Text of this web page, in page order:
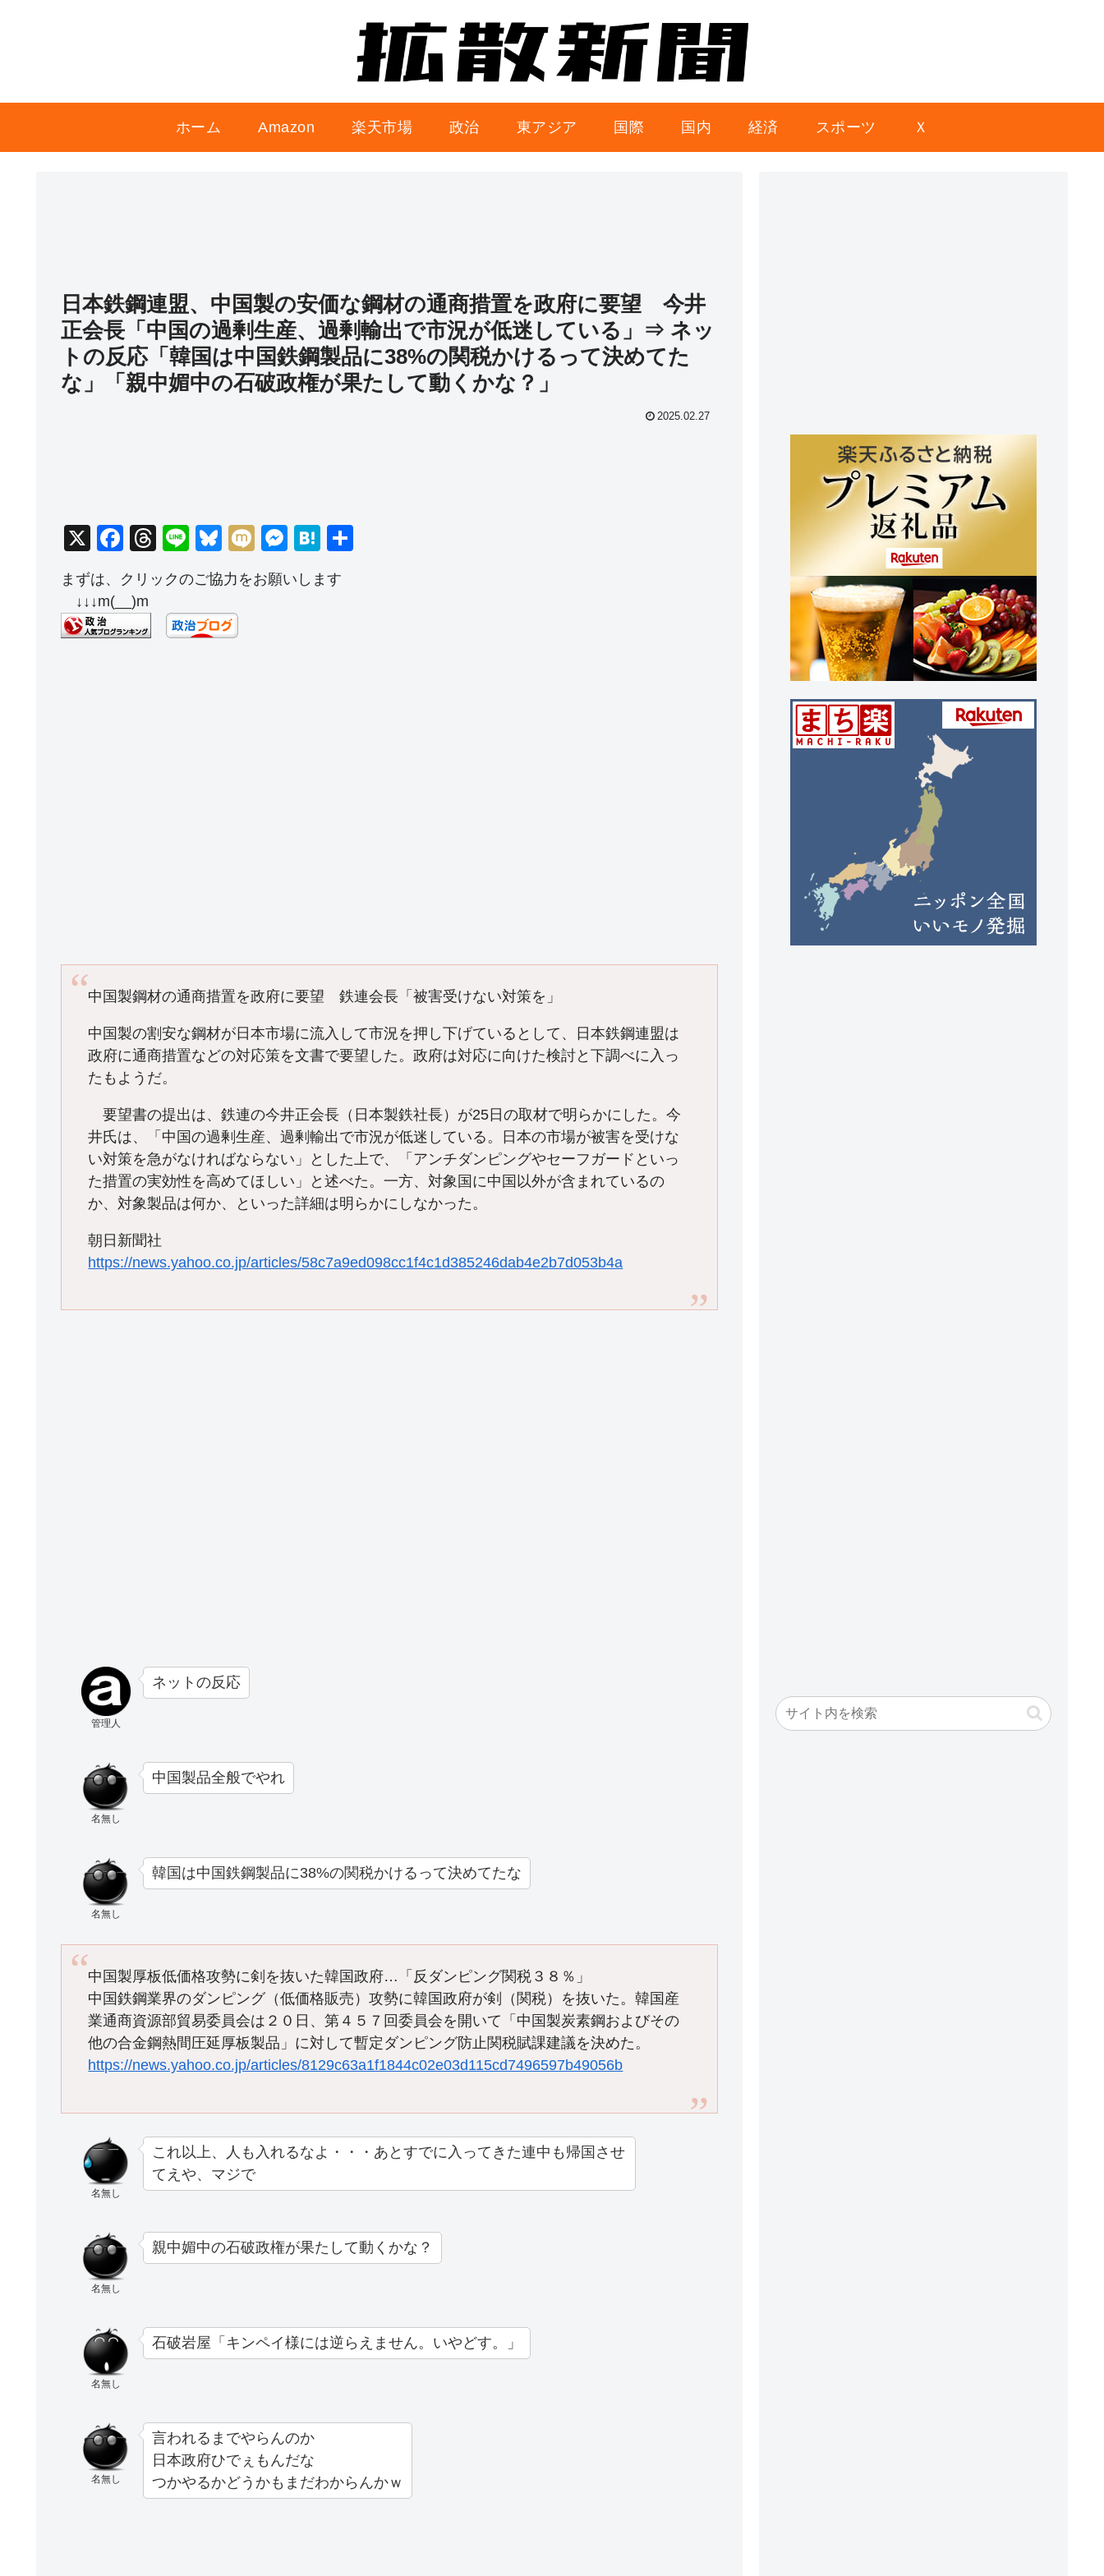
ホーム Amazon 楽天市場 政治 東アジア 国際 国内 経済 スポーツ Ｘ
日本鉄鋼連盟、中国製の安価な鋼材の通商措置を政府に要望 今井
正会長「中国の過剰生産、過剰輸出で市況が低迷している」⇒ ネッ
トの反応「韓国は中国鉄鋼製品に38%の関税かけるって決めてた
な」「親中媚中の石破政権が果たして動くかな？」
2025.02.27
X
F
c
e
b
T
e
a
d
Li
e
Bl
u
e
sk
y
M
M
ss
H
e
まずは、クリックのご協力をお願いします
↓↓↓m(__)m
中国製鋼材の通商措置を政府に要望 鉄連会長「被害受けない対策を」
中国製の割安な鋼材が日本市場に流入して市況を押し下げているとして、日本鉄鋼連盟は
政府に通商措置などの対応策を文書で要望した。政府は対応に向けた検討と下調べに入っ
たもようだ。
要望書の提出は、鉄連の今井正会長（日本製鉄社長）が25日の取材で明らかにした。今
井氏は、「中国の過剰生産、過剰輸出で市況が低迷している。日本の市場が被害を受けな
い対策を急がなければならない」とした上で、「アンチダンピングやセーフガードといっ
た措置の実効性を高めてほしい」と述べた。一方、対象国に中国以外が含まれているの
か、対象製品は何か、といった詳細は明らかにしなかった。
朝日新聞社
https://news.yahoo.co.jp/articles/58c7a9ed098cc1f4c1d385246dab4e2b7d053b4a
管理人
ネットの反応
名無し
中国製品全般でやれ
名無し
韓国は中国鉄鋼製品に38%の関税かけるって決めてたな
中国製厚板低価格攻勢に剣を抜いた韓国政府…「反ダンピング関税３８％」
中国鉄鋼業界のダンピング（低価格販売）攻勢に韓国政府が剣（関税）を抜いた。韓国産
業通商資源部貿易委員会は２０日、第４５７回委員会を開いて「中国製炭素鋼およびその
他の合金鋼熱間圧延厚板製品」に対して暫定ダンピング防止関税賦課建議を決めた。
https://news.yahoo.co.jp/articles/8129c63a1f1844c02e03d115cd7496597b49056b
名無し
これ以上、人も入れるなよ・・・あとすでに入ってきた連中も帰国させ
てえや、マジで
名無し
親中媚中の石破政権が果たして動くかな？
名無し
石破岩屋「キンペイ様には逆らえません。いやどす。」
名無し
言われるまでやらんのか
日本政府ひでぇもんだな
つかやるかどうかもまだわからんかｗ